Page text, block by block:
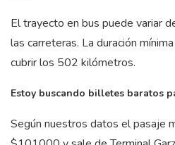
El trayecto en bus puede variar
las carreteras. La duración
cubrir los 502 kilómetros.
Estoy buscando billetes baratos
Según nuestros datos el pasaje